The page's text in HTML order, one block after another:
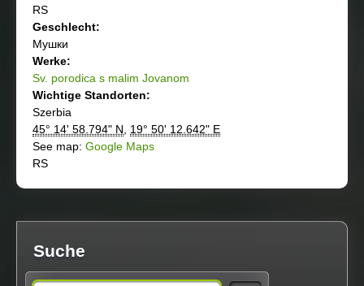
RS
Geschlecht:
Мушки
Werke:
Sv. porodica s malim Jovanom
Wichtige Standorten:
Szerbia
45° 14' 58.794" N
19° 50' 12.642" E
See map: Google Maps
RS
Suche